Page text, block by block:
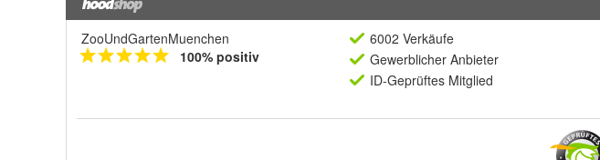
ZooUndGartenMuenchen
100% positiv
6002 Verkäufe
Gewerblicher Anbieter
ID-Geprüftes Mitglied